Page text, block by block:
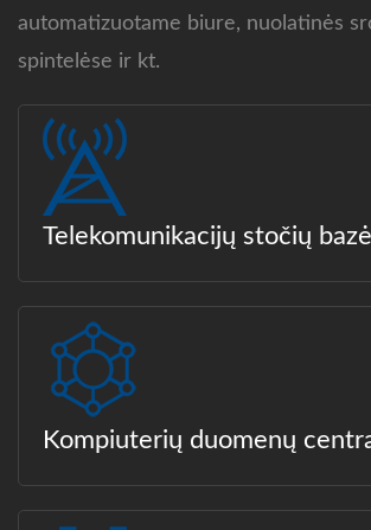
automatizuotame biure, nuolatinės
spintelėse ir kt.
Telekomunikacijų stočių bazė
Kompiuterių duomenų